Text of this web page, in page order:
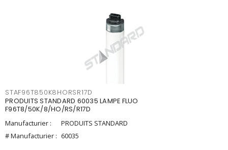
STAF96T850K8HORSR17D
PRODUITS STANDARD 60035 LAMPE FLUO
F96T8/50K/8/HO/RS/R17D
Manufacturier :
PRODUITS STANDARD
# Manufacturier : 60035